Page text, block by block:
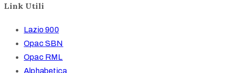
Link Utili
Lazio 900
Opac SBN
Opac RML
Alphabetica